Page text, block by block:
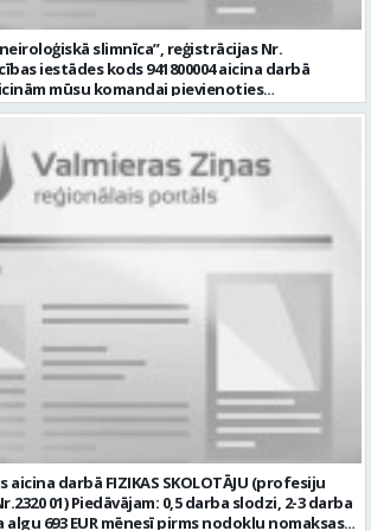
polisi pēc sešiem nostrādātiem
aprakstu (CV) uz e-pasta adresi
ar norādi “Apkopēja vakance”. Jautājumu
ar VSIA “Strenču psihoneiroloģiskā
Svetlanu Karaņikovu, tālr. 25480530. 1)
norādītie personas dati tiks apstrādāti, lai
konkursa norisi. 2) Personas datu apstrādes
psihoneiroloģiskā slimnīca”,
ielā 11, Strenčos, Valmieras novadā, LV
Papildu informāciju par
jūs varat iegūt interneta mājas
Darba vietas adrese: LATVIJA, Valkas iela 11,
Slodze: Viena vesela slodze Darbības joma:
aprūpe Pieteikto vietu skaits: 1 Aktuāla
CV sūtīt uz e- pastu:
slimnīca”, reģistrācijas Nr.
iestādes kods 941800004 aicina darbā
mūsu komandai pievienoties
ambulatorajā daļā. Piedāvājam profesionāli
pilnu vai nepilnu darba slodzi. Darba līgums
– Strenči. Darba laiks –
vai nepilnais darba laiks. Darba
un novērtēšanu, identificējot iespējamos
īstenot un regulāri aktualizēt individuālus
vērā katra bērna vajadzības, spējas un
mērķus; • vadīt individuālas un, ja
audiologopēdijas nodarbības, izmantojot
metodes un atbilstošus materiālus; •
dokumentēt bērna progresu, atbilstoši tam
• sadarboties ar bērna vecākiem vai
pārstāvjiem, sniedzot konsultācijas un
komunikācijas prasmju veicināšanai ikdienā; •
komandas darbā un integrēt
kopējā pacienta ārstēšanas un
• sadarboties ar citiem ārstniecības procesā
un savas profesionālās kompetences
darbu; • dokumentēt profesionālo
slodzi, 2-3 darba
693 EUR mēnesī pirms nodokļu nomaksas